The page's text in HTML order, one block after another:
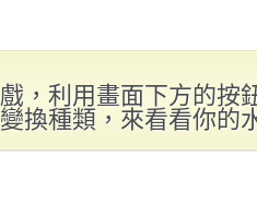
，利用畫面下方的按
換種類，來看看你的